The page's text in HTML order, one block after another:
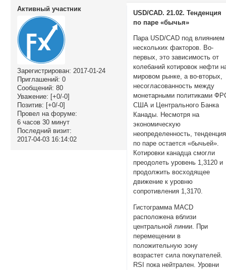
Активный участник
Зарегистрирован: 2017-01-24
Приглашений: 0
Сообщений: 80
Уважение: [+0/-0]
Позитив: [+0/-0]
Провел на форуме:
6 часов 30 минут
Последний визит:
2017-04-03 16:14:02
USD/CAD. 21.02. Тенденция
по паре «бычья»
Пара USD/CAD под влиянием
нескольких факторов. Во-
первых, это зависимость от
колебаний котировок нефти
мировом рынке, а во-вторых,
несогласованность между
монетарными политиками
США и Центрального Банка
Канады. Несмотря на
экономическую
неопределенность, тенденция
по паре остается «бычьей».
Котировки канадца смогли
преодолеть уровень 1,3120 и
продолжить восходящее
движение к уровню
сопротивления 1,3170.
Гистограмма MACD
расположена вблизи
центральной линии. При
перемещении в
положительную зону
возрастет сила покупателей.
RSI пока нейтрален. Уровни